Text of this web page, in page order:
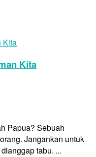
Kita
Papua? Sebuah
Jangankan untuk
tabu. ...